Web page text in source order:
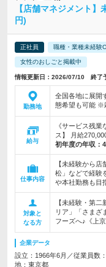
【店舗マネジメント
円)
正社員 職種・業種未経験
女性のおしごと掲載中
情報更新日：2026/07/10 終了
勤務地
全国各地に展開
態希望も可能
給与
《サービス残
ス】 月給
初年度の年収：
仕事内容
【未経験から
松」などで経験
や本社勤務も目
対象と
なる方
【未経験・第
リア」「さまざ
フーズへ♪《上京
企業データ
設立：1966年6月／従業員数
地：東京都